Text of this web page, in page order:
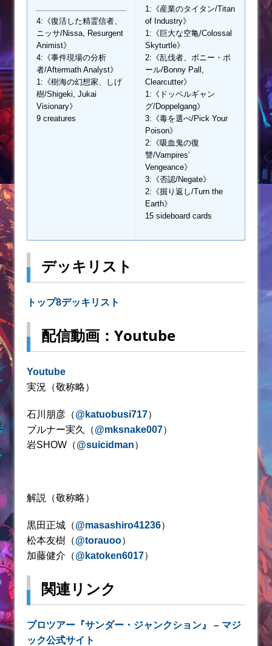
4:《復活した精霊信者、
ニッサ/Nissa, Resurgent
Animist》
4:《事件現場の分析
者/Aftermath Analyst》
1:《樹海の幻想家、しげ
樹/Shigeki, Jukai
Visionary》
9 creatures
1:《産業のタイタン/Titan
of Industry》
1:《巨大な空亀/Colossal
Skyturtle》
2:《乱伐者、ボニー・ポ
ール/Bonny Pall,
Clearcutter》
1:《ドッペルギャン
グ/Doppelgang》
3:《毒を選べ/Pick Your
Poison》
2:《吸血鬼の復
讐/Vampires’
Vengeance》
3:《否認/Negate》
2:《掘り返し/Turn the
Earth》
15 sideboard cards
デッキリスト
トップ8デッキリスト
配信動画：Youtube
Youtube
実況（敬称略）
石川朋彦（@katuobusi717）
ブルナー実久（@mksnake007）
岩SHOW（@suicidman）
解説（敬称略）
黒田正城（@masashiro41236）
松本友樹（@torauoo）
加藤健介（@katoken6017）
関連リンク
プロツアー『サンダー・ジャンクション』 – マジ
ック公式サイト